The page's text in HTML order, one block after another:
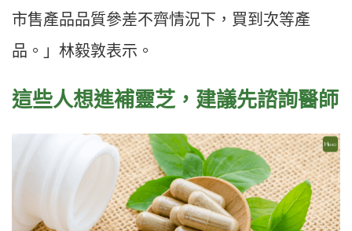
市售產品品質參差不齊情況下，買到次等產
品。」林毅敦表示。
這些人想進補靈芝，建議先諮詢醫師